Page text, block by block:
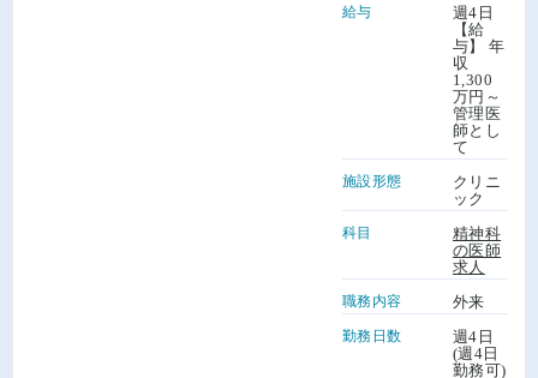
給与
週4日
【給
与】 年
収
1,300
万円～
管理医
師とし
て
施設形態
クリニ
ック
科目
精神科
の医師
求人
職務内容 外来
勤務日数
週4日
(週4日
勤務可)